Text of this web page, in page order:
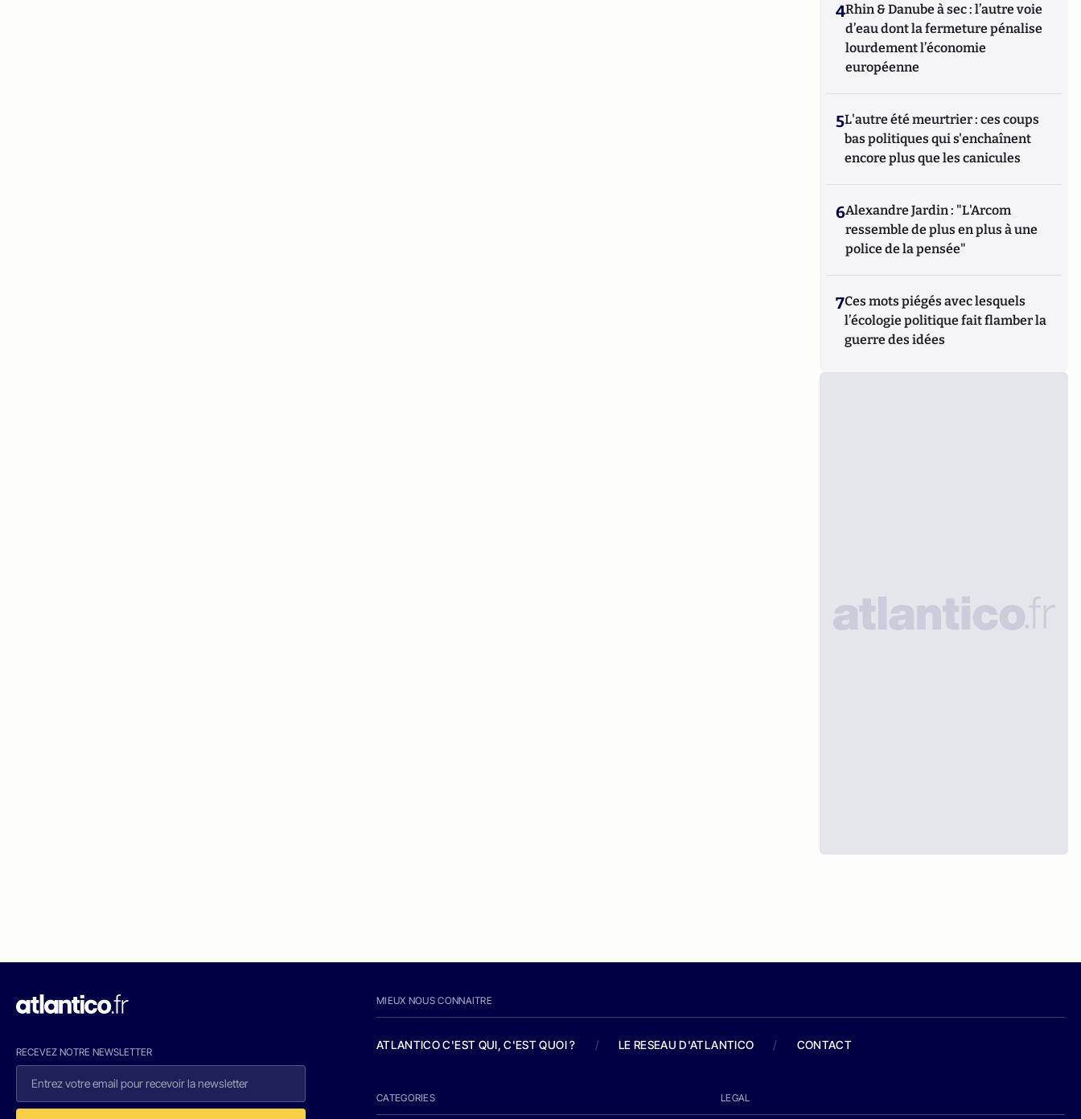
4Rhin & Danube à sec : l’autre voie
d’eau dont la fermeture pénalise
lourdement l’économie
européenne
5L'autre été meurtrier : ces coups
bas politiques qui s'enchaînent
encore plus que les canicules
6Alexandre Jardin : "L'Arcom
ressemble de plus en plus à une
police de la pensée"
7Ces mots piégés avec lesquels
l’écologie politique fait flamber la
guerre des idées
RECEVEZ NOTRE NEWSLETTER
MIEUX NOUS CONNAITRE
ATLANTICO C'EST QUI, C'EST QUOI ? / LE RESEAU D'ATLANTICO / CONTACT
CATEGORIES LEGAL